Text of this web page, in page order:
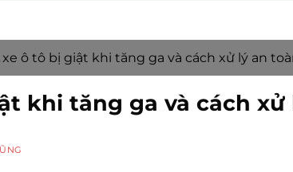
ô tô bị giật khi tăng ga và cách xử lý an
khi tăng ga và cách xử